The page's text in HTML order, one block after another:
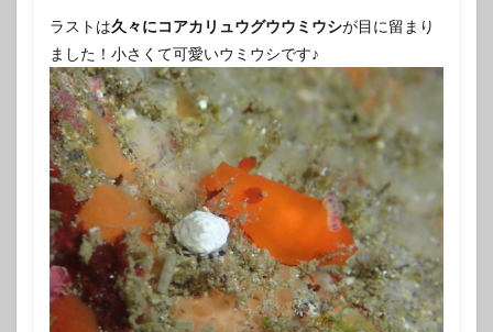
ラストは久々にコアカリュウグウウミウシが目に留まり
ました！小さくて可愛いウミウシです♪